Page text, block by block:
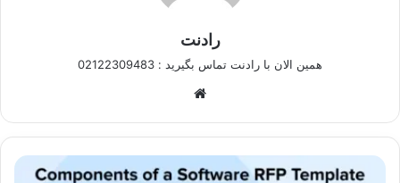
رادنت
همین الان با رادنت تماس بگیرید : 02122309483
۵